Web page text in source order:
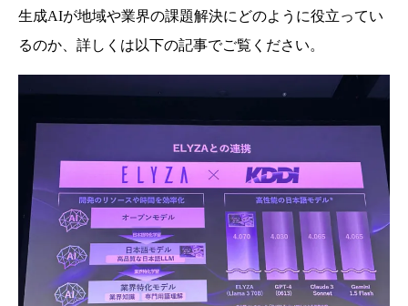
生成AIが地域や業界の課題解決にどのように役立ってい
るのか、詳しくは以下の記事でご覧ください。